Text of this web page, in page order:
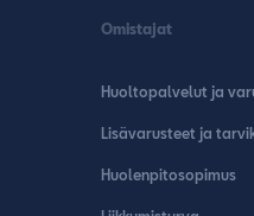
Omistajat
Huoltopalvelut ja
Lisävarusteet ja
Huolenpitosopimus